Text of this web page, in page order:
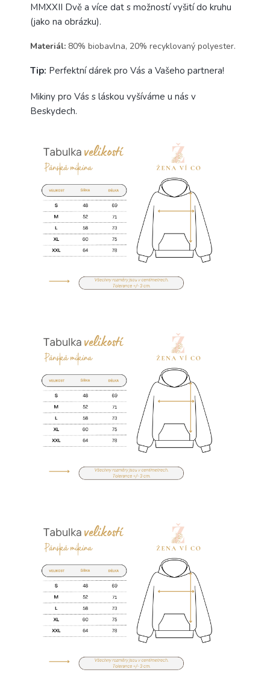
MMXXII Dvě a více dat s možností vyšití do kruhu
(jako na obrázku).
Materiál: 80% biobavlna, 20% recyklovaný polyester.
Tip: Perfektní dárek pro Vás a Vašeho partnera!
Mikiny pro Vás s láskou vyšíváme u nás v
Beskydech.